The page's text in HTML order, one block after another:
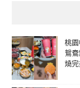
桃
鴛
燒